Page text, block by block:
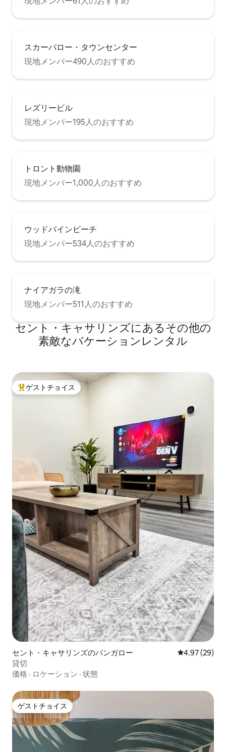
スカーバロー・タウンセンター
現地メンバー490人のおすすめ
レズリービル
現地メンバー195人のおすすめ
トロント動物園
現地メンバー1,000人のおすすめ
ウッドバインビーチ
現地メンバー534人のおすすめ
ナイアガラの滝
現地メンバー511人のおすすめ
セント・キャサリンズにあるその他の
素敵なバケーションレンタル
大好評のゲストチョイスです。
ゲストチョイス
セント・キャサリンズのバンガロー レビュー29
4.97 (29)
貸切
価格 · ロケーション · 状態
ゲストチョイス
ゲストチョイス